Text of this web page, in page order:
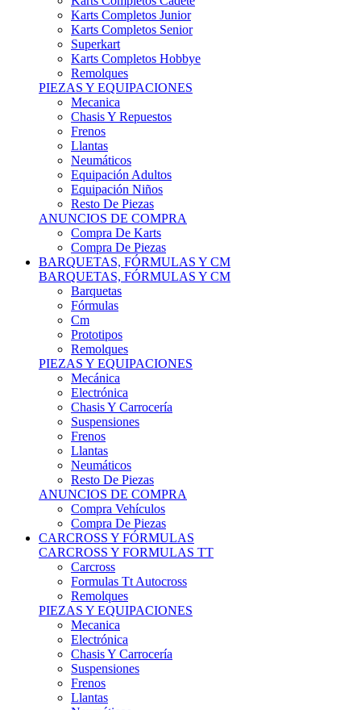
Karts Completos Junior
Karts Completos Senior
Superkart
Karts Completos Hobbye
Remolques
PIEZAS Y EQUIPACIONES
Mecanica
Chasis Y Repuestos
Frenos
Llantas
Neumáticos
Equipación Adultos
Equipación Niños
Resto De Piezas
ANUNCIOS DE COMPRA
Compra De Karts
Compra De Piezas
BARQUETAS, FÓRMULAS Y CM
BARQUETAS, FÓRMULAS Y CM
Barquetas
Fórmulas
Cm
Prototipos
Remolques
PIEZAS Y EQUIPACIONES
Mecánica
Electrónica
Chasis Y Carrocería
Suspensiones
Frenos
Llantas
Neumáticos
Resto De Piezas
ANUNCIOS DE COMPRA
Compra Vehículos
Compra De Piezas
CARCROSS Y FÓRMULAS
CARCROSS Y FORMULAS TT
Carcross
Formulas Tt Autocross
Remolques
PIEZAS Y EQUIPACIONES
Mecanica
Electrónica
Chasis Y Carrocería
Suspensiones
Frenos
Llantas